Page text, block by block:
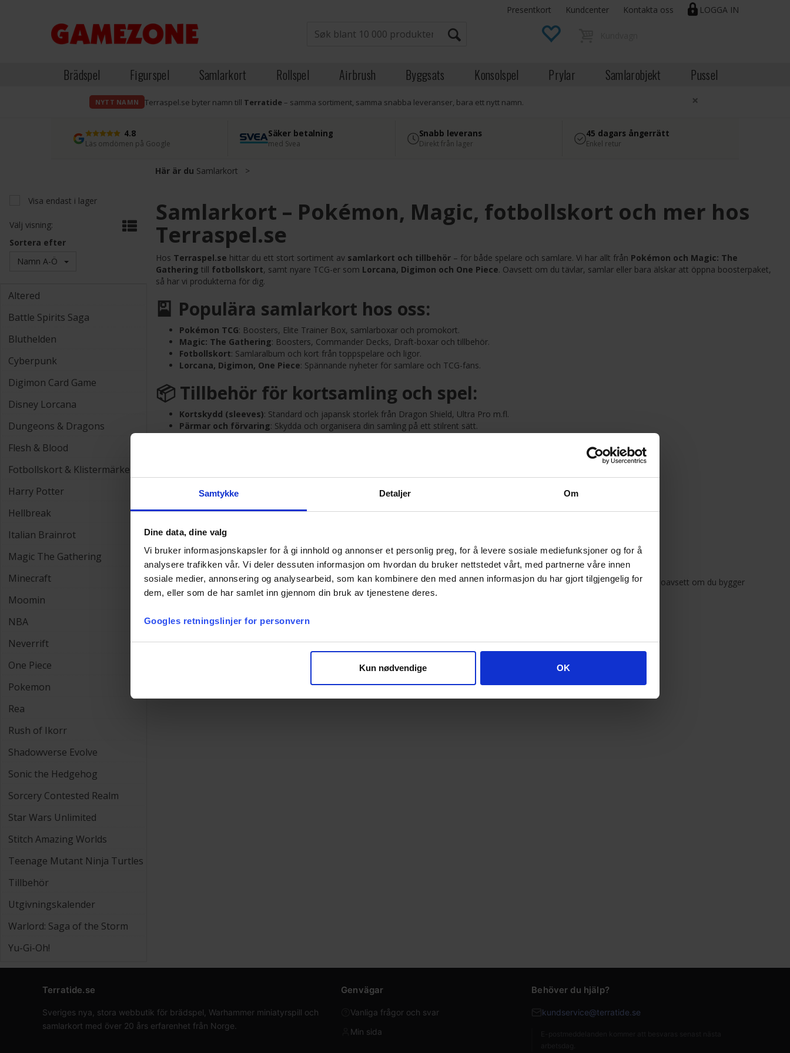
Samtykke Detaljer Om
Dine data, dine valg
Vi bruker informasjonskapsler for å gi innhold og annonser et personlig preg, for å levere sosiale mediefunksjoner og for å
analysere trafikken vår. Vi deler dessuten informasjon om hvordan du bruker nettstedet vårt, med partnerne våre innen
sosiale medier, annonsering og analysearbeid, som kan kombinere den med annen informasjon du har gjort tilgjengelig for
dem, eller som de har samlet inn gjennom din bruk av tjenestene deres.
Googles retningslinjer for personvern
Kun nødvendige OK
LOGGA IN
Presentkort Kundcenter Kontakta oss
Brädspel Figurspel Samlarkort Rollspel Airbrush Byggsats Konsolspel Prylar Samlarobjekt Pussel
NYTT NAMN Terraspel.se byter namn till Terratide– samma sortiment, samma snabba leveranser, bara ett nytt namn. ×
4.8
Läs omdömen på Google
Säker betalning
med Svea
Snabb leverans
Direkt från lager
45 dagars ångerrätt
Enkel retur
Här är du Samlarkort >
Visa endast i lager
Välj visning:
Sortera efter
Namn A-Ö
Altered
Battle Spirits Saga
Bluthelden
Cyberpunk
Digimon Card Game
Disney Lorcana
Dungeons & Dragons
Flesh & Blood
Fotbollskort & Klistermärken
Harry Potter
Hellbreak
Italian Brainrot
Magic The Gathering
Minecraft
Moomin
NBA
Neverrift
One Piece
Pokemon
Rea
Rush of Ikorr
Shadowverse Evolve
Sonic the Hedgehog
Sorcery Contested Realm
Star Wars Unlimited
Stitch Amazing Worlds
Teenage Mutant Ninja Turtles
Tillbehör
Utgivningskalender
Warlord: Saga of the Storm
Yu-Gi-Oh!
Samlarkort – Pokémon, Magic, fotbollskort och mer hos
Terraspel.se
Hos Terraspel.se hittar du ett stort sortiment av samlarkort och tillbehör – för både spelare och samlare. Vi har allt från Pokémon och Magic: The
Gathering till fotbollskort, samt nyare TCG-er som Lorcana, Digimon och One Piece. Oavsett om du tävlar, samlar eller bara älskar att öppna boosterpaket,
så har vi produkterna för dig.
🎴 Populära samlarkort hos oss:
Pokémon TCG: Boosters, Elite Trainer Box, samlarboxar och promokort.
Magic: The Gathering: Boosters, Commander Decks, Draft-boxar och tillbehör.
Fotbollskort: Samlaralbum och kort från toppspelare och ligor.
Lorcana, Digimon, One Piece: Spännande nyheter för samlare och TCG-fans.
📦 Tillbehör för kortsamling och spel:
Kortskydd (sleeves): Standard och japansk storlek från Dragon Shield, Ultra Pro m.fl.
Pärmar och förvaring: Skydda och organisera din samling på ett stilrent sätt.
🎯 Därför handlar samlare hos Terraspel.se:
Snabb leverans
🎲Brett sortimentav populära och nya TCG-er
🎁Utmärkta presentidéer
En hobby för strategi, samlarglädje och nostalgi
Samlarkort är mer än bara pappersbitar – det ärspänning, gemenskap och passion. HosTerraspel.se hittar du allt du behöver, oavsett om du bygger
turneringslekar i Magic, jagar shiny Pokémon eller fyller pärmar med fotbollsstjärnor.
Terratide.se
Sveriges nya, stora webbutik för brädspel, Warhammer miniatyrspill och
samlarkort med över 20 års erfarenhet från Norge.
Genvägar
Vanliga frågor och svar
Min sida
Behöver du hjälp?
kundservice@terratide.se